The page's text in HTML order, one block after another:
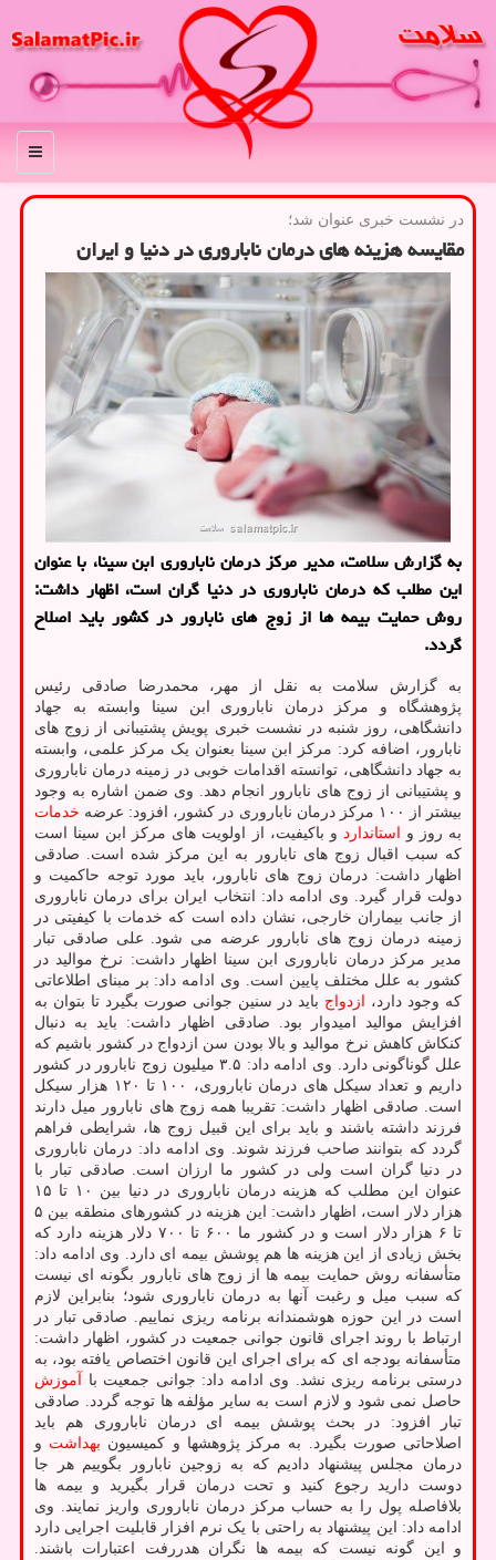
منو
در نشست خبری عنوان شد؛
مقایسه هزینه های درمان ناباروری در دنیا و ایران
به گزارش سلامت، مدیر مرکز درمان ناباروری ابن سینا، با عنوان
این مطلب که درمان ناباروری در دنیا گران است، اظهار داشت:
روش حمایت بیمه ها از زوج های نابارور در کشور باید اصلاح
گردد.
به گزارش سلامت به نقل از مهر، محمدرضا صادقی رئیس
پژوهشگاه و مرکز درمان ناباروری ابن سینا وابسته به جهاد
دانشگاهی، روز شنبه در نشست خبری پویش پشتیبانی از زوج های
نابارور، اضافه کرد: مرکز ابن سینا بعنوان یک مرکز علمی، وابسته
به جهاد دانشگاهی، توانسته اقدامات خوبی در زمینه درمان ناباروری
و پشتیبانی از زوج های نابارور انجام دهد. وی ضمن اشاره به وجود
بیشتر از ۱۰۰ مرکز درمان ناباروری در کشور، افزود: عرضه
خدمات
به روز و
استاندارد و باکیفیت، از اولویت های مرکز ابن سینا است
که سبب اقبال زوج های نابارور به این مرکز شده است. صادقی
اظهار داشت: درمان زوج های نابارور، باید مورد توجه حاکمیت و
دولت قرار گیرد. وی ادامه داد: انتخاب ایران برای درمان ناباروری
از جانب بیماران خارجی، نشان داده است که خدمات با کیفیتی در
زمینه درمان زوج های نابارور عرضه می شود. علی صادقی تبار
مدیر مرکز درمان ناباروری ابن سینا اظهار داشت: نرخ موالید در
کشور به علل مختلف پایین است. وی ادامه داد: بر مبنای اطلاعاتی
که وجود دارد،
ازدواج باید در سنین جوانی صورت بگیرد تا بتوان به
افزایش موالید امیدوار بود. صادقی اظهار داشت: باید به دنبال
کنکاش کاهش نرخ موالید و بالا بودن سن ازدواج در کشور باشیم که
علل گوناگونی دارد. وی ادامه داد: ۳.۵ میلیون زوج نابارور در کشور
داریم و تعداد سیکل های درمان ناباروری، ۱۰۰ تا ۱۲۰ هزار سیکل
است. صادقی اظهار داشت: تقریبا همه زوج های نابارور میل دارند
فرزند داشته باشند و باید برای این قبیل زوج ها، شرایطی فراهم
گردد که بتوانند صاحب فرزند شوند. وی ادامه داد: درمان ناباروری
در دنیا گران است ولی در کشور ما ارزان است. صادقی تبار با
عنوان این مطلب که هزینه درمان ناباروری در دنیا بین ۱۰ تا ۱۵
هزار دلار است، اظهار داشت: این هزینه در کشورهای منطقه بین ۵
تا ۶ هزار دلار است و در کشور ما ۶۰۰ تا ۷۰۰ دلار هزینه دارد که
بخش زیادی از این هزینه ها هم پوشش بیمه ای دارد. وی ادامه داد:
متأسفانه روش حمایت بیمه ها از زوج های نابارور بگونه ای نیست
که سبب میل و رغبت آنها به درمان ناباروری شود؛ بنابراین لازم
است در این حوزه هوشمندانه برنامه ریزی نماییم. صادقی تبار در
ارتباط با روند اجرای قانون جوانی جمعیت در کشور، اظهار داشت:
متأسفانه بودجه ای که برای اجرای این قانون اختصاص یافته بود، به
درستی برنامه ریزی نشد. وی ادامه داد: جوانی جمعیت با
آموزش
حاصل نمی شود و لازم است به سایر مؤلفه ها توجه گردد. صادقی
تبار افزود: در بحث پوشش بیمه ای درمان ناباروری هم باید
اصلاحاتی صورت بگیرد. به مرکز پژوهشها و کمیسیون بهداشت و
درمان مجلس پیشنهاد دادیم که به زوجین نابارور بگوییم هر جا
دوست دارید رجوع کنید و تحت درمان قرار بگیرید و بیمه ها
بلافاصله پول را به حساب مرکز درمان ناباروری واریز نمایند. وی
ادامه داد: این پیشنهاد به راحتی با یک نرم افزار قابلیت اجرایی دارد
و این گونه نیست که بیمه ها نگران هدررفت اعتبارات باشند.